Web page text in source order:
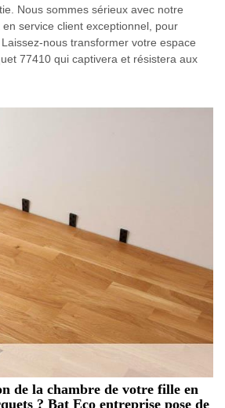
Nous sommes sérieux avec notre
service client exceptionnel, pour
nous transformer votre espace
77410 qui captivera et résistera aux
de la chambre de votre fille en
? Bat Eco entreprise pose de